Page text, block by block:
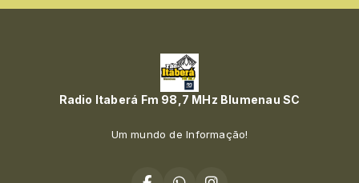
Radio Itaberá Fm 98,7 MHz Blumenau SC
Um mundo de Informação!